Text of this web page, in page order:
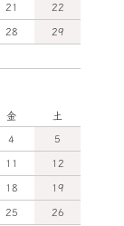
21 22
28 29
金 土
4 5
11 12
18 19
25 26